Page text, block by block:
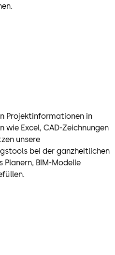
Projektinformationen in
wie Excel, CAD-Zeichnungen
unsere
bei der ganzheitlichen
Planern, BIM-Modelle